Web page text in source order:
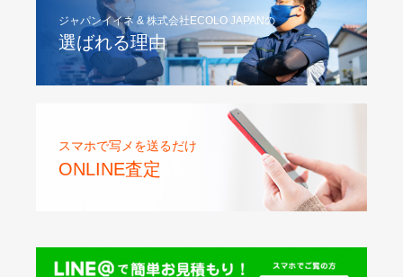
ジャパンイイネ & 株式会社ECOLO JAPANの
選ばれる理由
スマホで写メを送るだけ
ONLINE査定